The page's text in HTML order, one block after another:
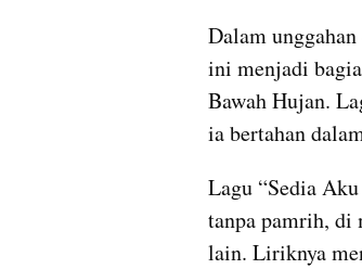
Dalam
ini menjadi
Bawah Hujan.
ia bertahan
Lagu “Sedia
tanpa pamrih, di
lain. Liriknya